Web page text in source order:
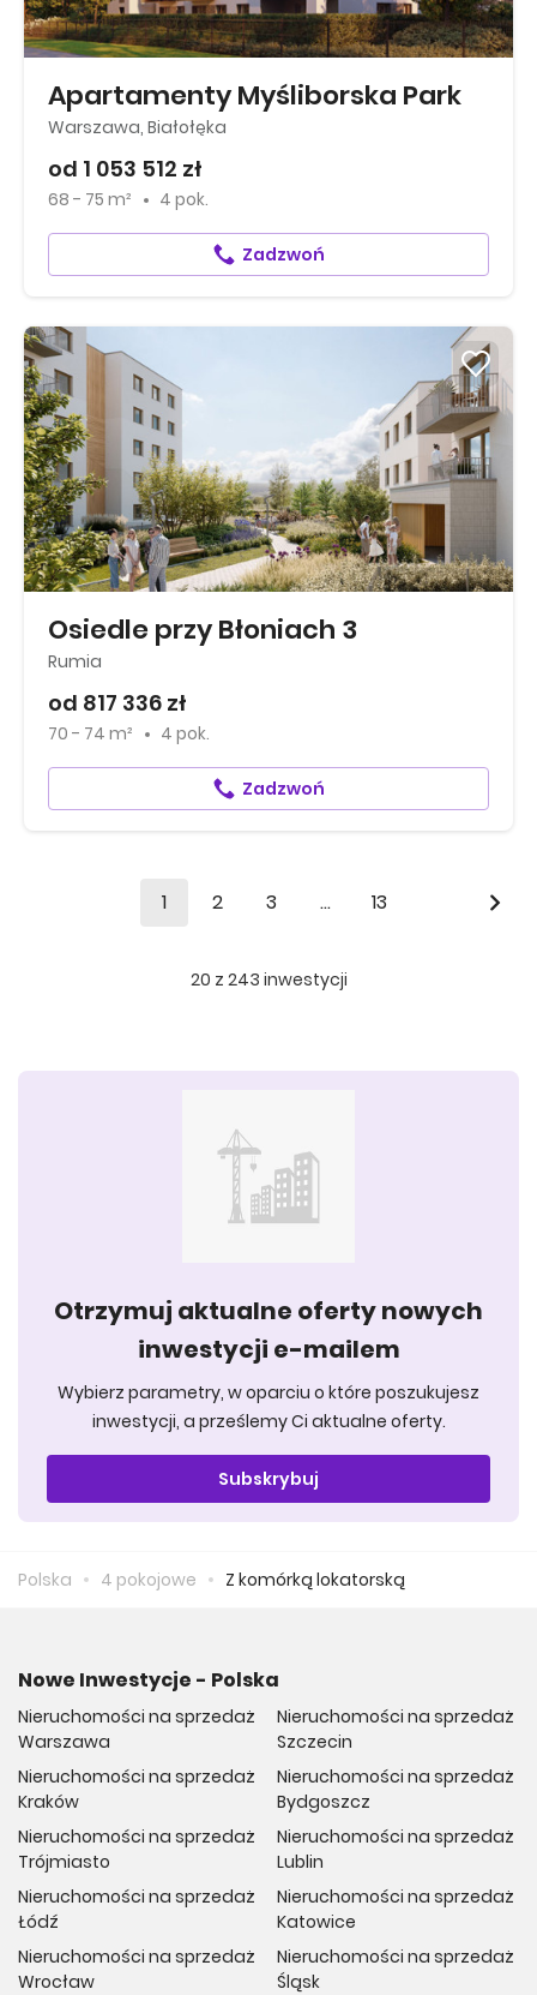
Apartamenty Myśliborska Park
Warszawa, Białołęka
od 1 053 512 zł
68 - 75 m² 4 pok.
Zadzwoń
Osiedle przy Błoniach 3
Rumia
od 817 336 zł
70 - 74 m² 4 pok.
Zadzwoń
1 2 3 ... 13
20 z 243 inwestycji
Otrzymuj aktualne oferty nowych
inwestycji e-mailem
Wybierz parametry, w oparciu o które poszukujesz
inwestycji, a prześlemy Ci aktualne oferty.
Subskrybuj
Polska 4 pokojowe Z komórką lokatorską
Nowe Inwestycje - Polska
Nieruchomości na sprzedaż
Warszawa
Nieruchomości na sprzedaż
Kraków
Nieruchomości na sprzedaż
Trójmiasto
Nieruchomości na sprzedaż
Łódź
Nieruchomości na sprzedaż
Wrocław
Nieruchomości na sprzedaż
Szczecin
Nieruchomości na sprzedaż
Bydgoszcz
Nieruchomości na sprzedaż
Lublin
Nieruchomości na sprzedaż
Katowice
Nieruchomości na sprzedaż
Śląsk